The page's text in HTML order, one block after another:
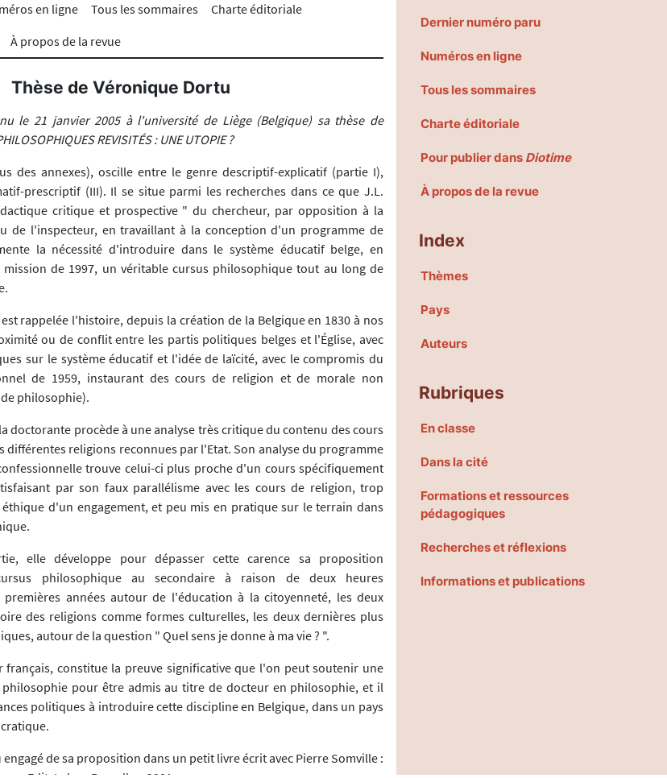
en ligne Tous les sommaires
Charte éditoriale
À propos de la revue
Thèse de Véronique Dortu
le 21 janvier 2005 à l'université de Liège (Belgique) sa thèse de
REVISITÉS : UNE UTOPIE ?
des annexes), oscille entre le genre descriptif-explicatif (partie I),
prescriptif (III). Il se situe parmi les recherches dans ce que J.L.
critique et prospective " du chercheur, par opposition à la
de l'inspecteur, en travaillant à la conception d'un programme de
la nécessité d'introduire dans le système éducatif belge, en
de 1997, un véritable cursus philosophique tout au long de
rappelée l'histoire, depuis la création de la Belgique en 1830 à nos
ou de conflit entre les partis politiques belges et l'Église, avec
sur le système éducatif et l'idée de laïcité, avec le compromis du
de 1959, instaurant des cours de religion et de morale non
philosophie).
doctorante procède à une analyse très critique du contenu des cours
religions reconnues par l'Etat. Son analyse du programme
trouve celui-ci plus proche d'un cours spécifiquement
par son faux parallélisme avec les cours de religion, trop
d'un engagement, et peu mis en pratique sur le terrain dans
elle développe pour dépasser cette carence sa proposition
philosophique au secondaire à raison de deux heures
premières années autour de l'éducation à la citoyenneté, les deux
des religions comme formes culturelles, les deux dernières plus
autour de la question " Quel sens je donne à ma vie ? ".
français, constitue la preuve significative que l'on peut soutenir une
pour être admis au titre de docteur en philosophie, et il
politiques à introduire cette discipline en Belgique, dans un pays
de sa proposition dans un petit livre écrit avec Pierre Somville :
Dernier numéro paru
Numéros en ligne
Tous les sommaires
Charte éditoriale
Pour publier dans Diotime
À propos de la revue
Index
Thèmes
Pays
Auteurs
Rubriques
En classe
Dans la cité
Formations et ressources
pédagogiques
Recherches et réflexions
Informations et publications